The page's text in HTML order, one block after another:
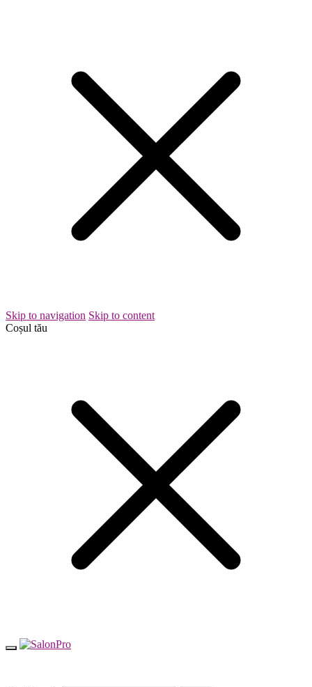
Skip to navigation Skip to content
Coșul tău